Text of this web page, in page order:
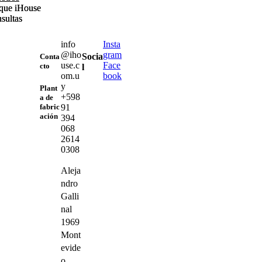
iHouse
iHouse
Conta
cto
Plant
a de
fabric
ación
info
@iho
use.c
om.u
y
+598
91
394
068
2614
0308
Aleja
ndro
Galli
nal
1969
Mont
evide
Socia
l
Insta
gram
Face
book